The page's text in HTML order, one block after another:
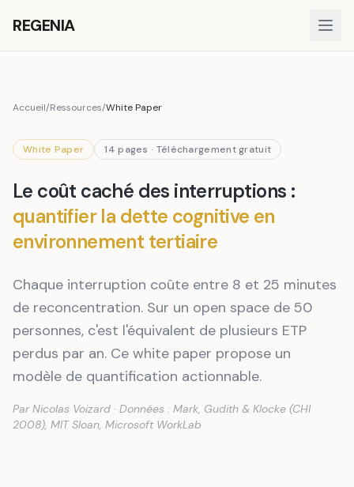
REGENIA
Accueil/Ressources/White Paper
White Paper 14 pages · Téléchargement gratuit
Le coût caché des interruptions :
quantifier la dette cognitive en
environnement tertiaire
Chaque interruption coûte entre 8 et 25 minutes
de reconcentration. Sur un open space de 50
personnes, c'est l'équivalent de plusieurs ETP
perdus par an. Ce white paper propose un
modèle de quantification actionnable.
Par Nicolas Voizard · Données : Mark, Gudith & Klocke (CHI
2008), MIT Sloan, Microsoft WorkLab